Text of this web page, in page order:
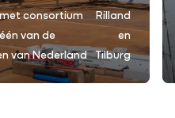
consortium
van de
van Nederland
Rilland
en
Tilburg